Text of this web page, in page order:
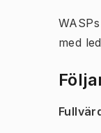
med